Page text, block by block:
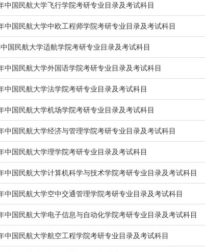
中国民航大学飞行学院考研专业目录及考试科目
中国民航大学中欧工程师学院考研专业目录及考试科目
国民航大学适航学院考研专业目录及考试科目
中国民航大学外国语学院考研专业目录及考试科目
中国民航大学法学院考研专业目录及考试科目
中国民航大学机场学院考研专业目录及考试科目
中国民航大学经济与管理学院考研专业目录及考试科目
中国民航大学理学院考研专业目录及考试科目
中国民航大学计算机科学与技术学院考研专业目录及考试科目
中国民航大学空中交通管理学院考研专业目录及考试科目
中国民航大学电子信息与自动化学院考研专业目录及考试科目
中国民航大学航空工程学院考研专业目录及考试科目